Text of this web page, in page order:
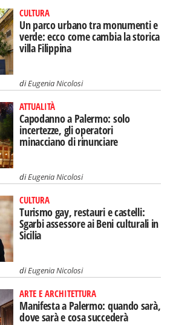
CULTURA
Un parco urbano tra monumenti e
verde: ecco come cambia la storica
villa Filippina
diEugenia Nicolosi
ATTUALITÀ
Capodanno a Palermo: solo
incertezze, gli operatori
minacciano di rinunciare
diEugenia Nicolosi
CULTURA
Turismo gay, restauri e castelli:
Sgarbi assessore ai Beni culturali in
Sicilia
diEugenia Nicolosi
ARTE E ARCHITETTURA
Manifesta a Palermo: quando sarà,
dove sarà e cosa succederà